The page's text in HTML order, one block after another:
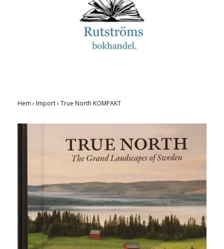
Hem › Import› True North KOMPAKT